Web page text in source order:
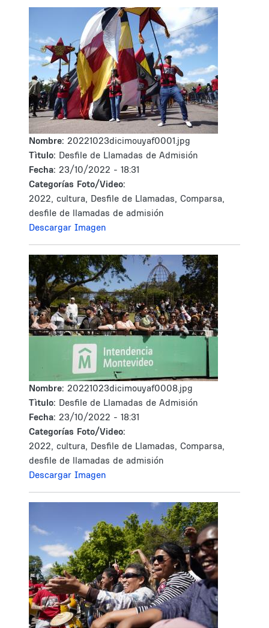
Nombre: 20221023dicimouyaf0001.jpg
Tìtulo: Desfile de Llamadas de Admisión
Fecha: 23/10/2022 - 18:31
Categorías Foto/Video:
2022, cultura, Desfile de Llamadas, Comparsa,
desfile de llamadas de admisión
Descargar Imagen
Nombre: 20221023dicimouyaf0008.jpg
Tìtulo: Desfile de Llamadas de Admisión
Fecha: 23/10/2022 - 18:31
Categorías Foto/Video:
2022, cultura, Desfile de Llamadas, Comparsa,
desfile de llamadas de admisión
Descargar Imagen